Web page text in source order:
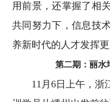
用前景，还掌握了相
共同努力下，信息技
养新时代的人才发挥更
第二期：丽水
11月6日上午，浙